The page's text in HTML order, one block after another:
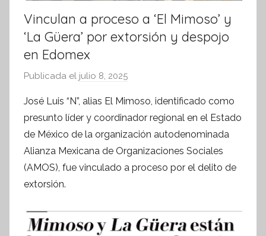
Vinculan a proceso a ‘El Mimoso’ y
‘La Güera’ por extorsión y despojo
en Edomex
Publicada el julio 8, 2025
r
S
í
n
t
i
s
José Luis “N”, alias El Mimoso, identificado como
presunto líder y coordinador regional en el Estado
de México de la organización autodenominada
Alianza Mexicana de Organizaciones Sociales
(AMOS), fue vinculado a proceso por el delito de
extorsión.